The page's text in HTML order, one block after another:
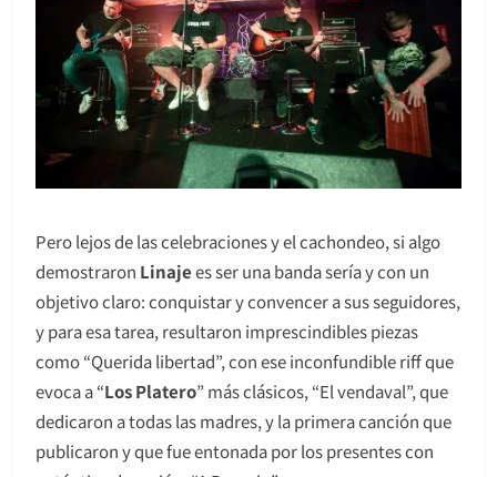
Pero lejos de las celebraciones y el cachondeo, si algo
demostraron Linajees ser una banda sería y con un
objetivo claro: conquistar y convencer a sus seguidores,
y para esa tarea, resultaron imprescindibles piezas
como “Querida libertad”, con ese inconfundible riff que
evoca a “Los Platero” más clásicos, “El vendaval”, que
dedicaron a todas las madres, y la primera canción que
publicaron y que fue entonada por los presentes con